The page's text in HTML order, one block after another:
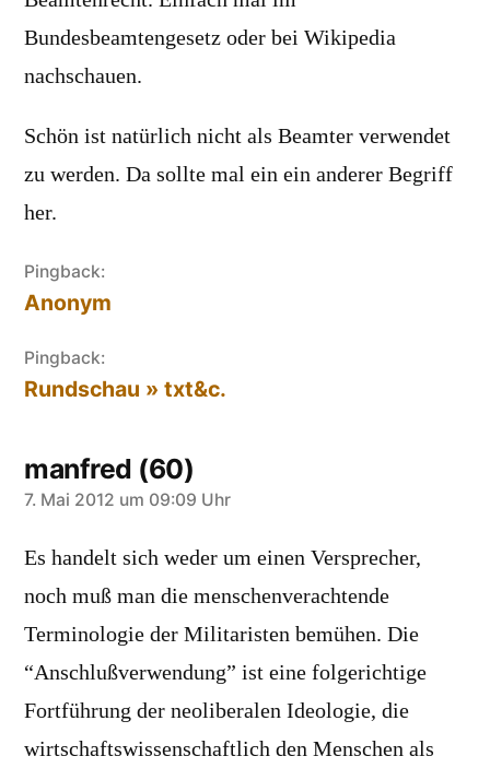
Bundesbeamtengesetz oder bei Wikipedia
nachschauen.
Schön ist natürlich nicht als Beamter verwendet
zu werden. Da sollte mal ein ein anderer Begriff
her.
Pingback:
Anonym
Pingback:
Rundschau » txt&c.
manfred (60)
sagt:
7. Mai 2012 um 09:09 Uhr
Es handelt sich weder um einen Versprecher,
noch muß man die menschenverachtende
Terminologie der Militaristen bemühen. Die
“Anschlußverwendung” ist eine folgerichtige
Fortführung der neoliberalen Ideologie, die
wirtschaftswissenschaftlich den Menschen als